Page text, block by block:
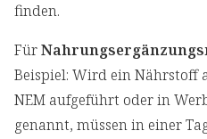
finden.
Für
Beispiel: Wird ein Nährstoff
NEM aufgeführt oder in
genannt, müssen in einer